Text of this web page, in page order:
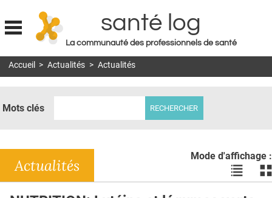
Jump to navigation
santé log
La communauté des professionnels de santé
MON COMPTE
DOSSIERS
RÉSEAUX
Accueil > Actualités > Actualités
Mots clés
Mode d'affichage :
Voir
les
les
Actualités